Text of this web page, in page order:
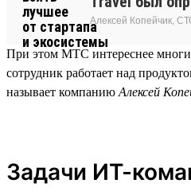
Алексей Копейчик,
При этом МТС интереснее
сотрудник работает над
называет компанию Алексей
Задачи ИТ-